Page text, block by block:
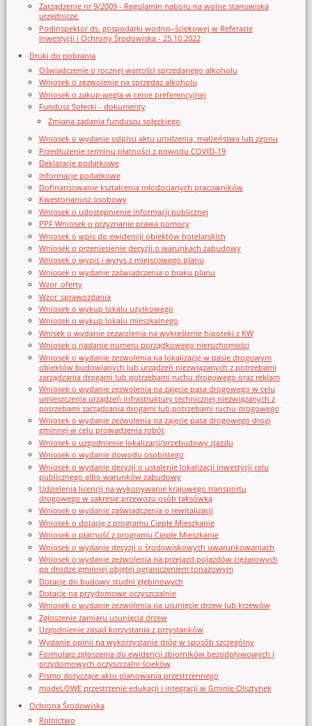
Zarządzenie nr 9/2009 - Regulamin naboru na wolne stanowiska
urzędnicze.
Podinspektor ds. gospodarki wodno–ściekowej w Referacie
Inwestycji i Ochrony Środowiska - 25.10.2022
Druki do pobrania
Oświadczenie o rocznej wartości sprzedanego alkoholu
Wniosek o zezwolenie na sprzedaz alkoholu
Wniosek o zakup węgla w cenie preferencyjnej
Fundusz Sołecki - dokumenty
Zmiana zadania funduszu sołeckiego
Wniosek o wydanie odpisu aktu urodzenia, małżeństwa lub zgonu
Przedłużenie terminu płatności z powodu COVID-19
Deklaracje podatkowe
Informacje podatkowe
Dofinansowanie kształcenia młodocianych pracowników
Kwestonariusz osobowy
Wniosek o udostępnienie informacji publicznej
PPF Wniosek o przyznanie prawa pomocy
Wniosek o wpis do ewidencji obiektów hotelarskich
Wniosek o przeniesienie decyzji o warunkach zabudowy
Wniosek o wypis i wyrys z miejscowego planu
Wniosek o wydanie zaświadczenia o braku planu
Wzor_oferty
Wzor_sprawozdania
Wniosek o wykup lokalu użytkowego
Wniosek o wykup lokalu mieszkalnego
Wnisek o wydanie zezwolenia na wykreślenie hipoteki z KW
Wniosek o nadanie numeru porządkowego nieruchomości
Wniosek o wydanie zezwolenia na lokalizację w pasie drogowym
obiektów budowlanych lub urządzeń niezwiązanych z potrzebami
zarządzania drogami lub potrzebami ruchu drogowego oraz reklam
Wniosek o wydanie zezwolenia na zajęcie pasa drogowego w celu
umieszczenia urządzeń infrastruktury technicznej niezwiązanych z
potrzebami zarządzania drogami lub potrzebami ruchu drogowego
Wniosek o wydanie zezwolenia na zajęcie pasa drogowego drogi
gminnej w celu prowadzenia robót
Wniosek o uzgodnienie lokalizacji/przebudowy zjazdu
Wniosek o wydanie dowodu osobistego
Wniosek o wydanie decyzji o ustalenie lokalizacji inwestycji celu
publicznego albo warunków zabudowy
Udzielenia licencji na wykonywanie krajowego transportu
drogowego w zakresie przewozu osób taksówką
Wniosek o wydanie zaświadczenia o rewitalizacji
Wniosek o dotację z programu Ciepłe Mieszkanie
Wniosek o płatność z programu Ciepłe Mieszkanie
Wniosek o wydanie decyzji o środowiskowych uwarunkowaniach
Wniosek o wydanie zezwolenia na przejazd pojazdów ciężarowych
po drodze gminnej objętej ograniczeniem tonażowym
Dotacje do budowy studni głębinowych
Dotacje na przydomowe oczyszczalnie
Wniosek o wydanie zezwolenia na usunięcie drzew lub krzewów
Zgłoszenie zamiaru usunięcia drzew
Uzgodnienie zasad korzystania z przystanków
Wydanie opinii na wykorzystanie dróg w sposób szczególny
Formularz zgłoszenia do ewidencji zbiorników bezodpływowych i
przydomowych oczyszczalni ścieków
Pismo dotyczące aktu planowania przestrzennego
modeLOWE przestrzenie edukacji i integracji w Gminie Olsztynek
Ochrona Środowiska
Rolnictwo